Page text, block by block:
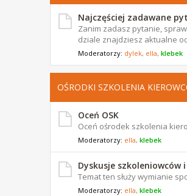
Najczęściej zadawane
Zanim zadasz pytanie,
dziale znajdziesz aktualne
Moderatorzy: dylek, ella, klebek
OŚRODKI SZKOLENIA
Oceń OSK
Oceń ośrodek szkolenia
Moderatorzy: ella, klebek
Dyskusje
Temat ten służy wymianie
Moderatorzy: ella, klebek